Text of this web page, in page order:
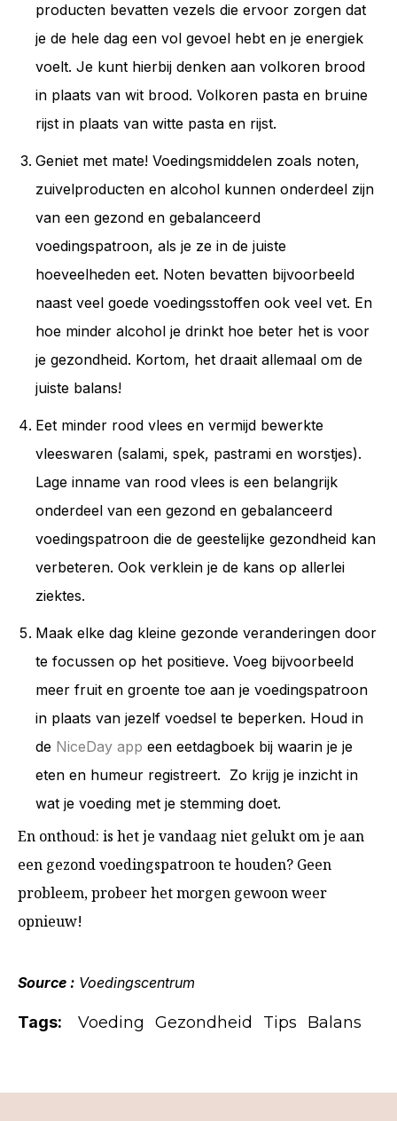
producten bevatten vezels die ervoor zorgen dat
je de hele dag een vol gevoel hebt en je energiek
voelt. Je kunt hierbij denken aan volkoren brood
in plaats van wit brood. Volkoren pasta en bruine
rijst in plaats van witte pasta en rijst.
Geniet met mate! Voedingsmiddelen zoals noten,
zuivelproducten en alcohol kunnen onderdeel zijn
van een gezond en gebalanceerd
voedingspatroon, als je ze in de juiste
hoeveelheden eet. Noten bevatten bijvoorbeeld
naast veel goede voedingsstoffen ook veel vet. En
hoe minder alcohol je drinkt hoe beter het is voor
je gezondheid. Kortom, het draait allemaal om de
juiste balans!
Eet minder rood vlees en vermijd bewerkte
vleeswaren (salami, spek, pastrami en worstjes).
Lage inname van rood vlees is een belangrijk
onderdeel van een gezond en gebalanceerd
voedingspatroon die de geestelijke gezondheid kan
verbeteren. Ook verklein je de kans op allerlei
ziektes.
Maak elke dag kleine gezonde veranderingen door
te focussen op het positieve. Voeg bijvoorbeeld
meer fruit en groente toe aan je voedingspatroon
in plaats van jezelf voedsel te beperken. Houd in
de NiceDay app een eetdagboek bij waarin je je
eten en humeur registreert. Zo krijg je inzicht in
wat je voeding met je stemming doet.
En onthoud: is het je vandaag niet gelukt om je aan
een gezond voedingspatroon te houden? Geen
probleem, probeer het morgen gewoon weer
opnieuw!
Source : Voedingscentrum
Tags: Voeding Gezondheid Tips Balans